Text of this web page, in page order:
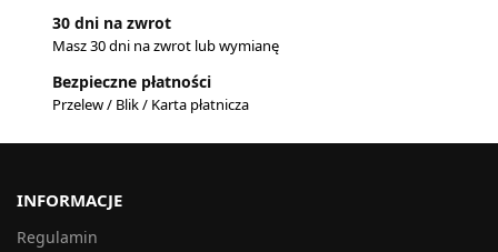
30 dni na zwrot
Masz 30 dni na zwrot lub wymianę
Bezpieczne płatności
Przelew / Blik / Karta płatnicza
INFORMACJE
Regulamin